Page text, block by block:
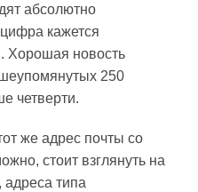
абсолютно
кажется
Хорошая новость
250
четверти.
же адрес почты со
стоит взглянуть на
адреса типа